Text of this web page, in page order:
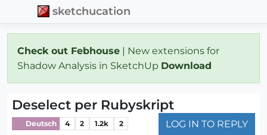
sketchucation
Check out Febhouse | New extensions for
Shadow Analysis in SketchUp Download
Deselect per Rubyskript
Deutsch 4 2 1.2k 2 LOG IN TO REPLY